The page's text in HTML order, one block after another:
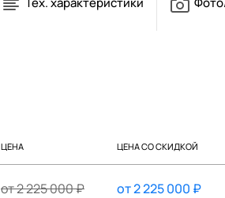
ЦЕНА ЦЕНА СО СКИДКОЙ
от2 225 000₽ от2 225 000 ₽